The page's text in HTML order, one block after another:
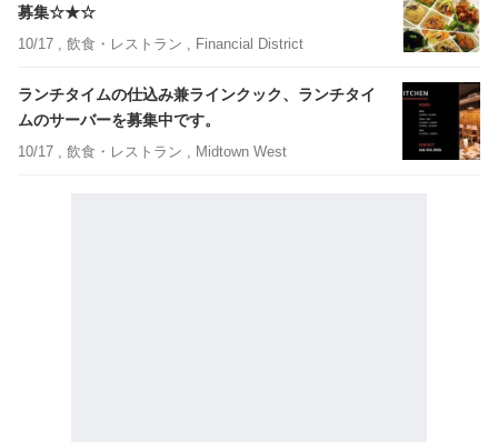
募集☆★☆
10/17 , 飲食・レストラン , Financial District
ランチタイムの仕込み兼ラインクック、ランチタイ
ムのサーバーを募集中です。
10/17 , 飲食・レストラン , Midtown West